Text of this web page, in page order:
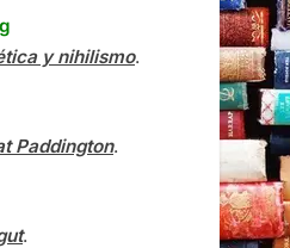
y nihilismo.
Paddington.
.